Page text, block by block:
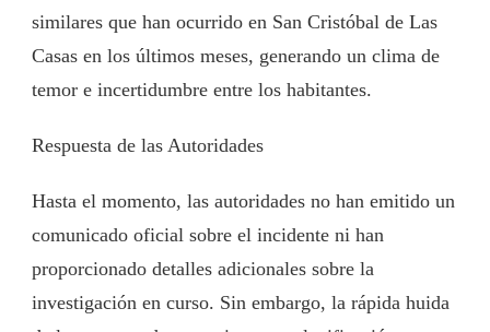
similares que han ocurrido en San Cristóbal de Las
Casas en los últimos meses, generando un clima de
temor e incertidumbre entre los habitantes.
Respuesta de las Autoridades
Hasta el momento, las autoridades no han emitido un
comunicado oficial sobre el incidente ni han
proporcionado detalles adicionales sobre la
investigación en curso. Sin embargo, la rápida huida